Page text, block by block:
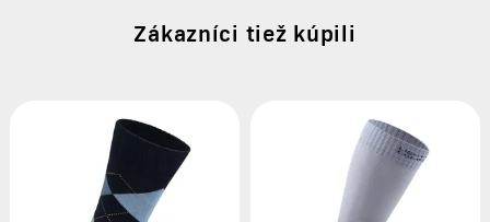
Zákazníci tiež kúpili